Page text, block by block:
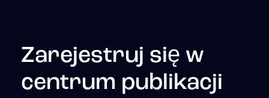
Zarejestruj się w
centrum publikacji